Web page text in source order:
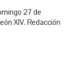
27 de
XIV. Redacción